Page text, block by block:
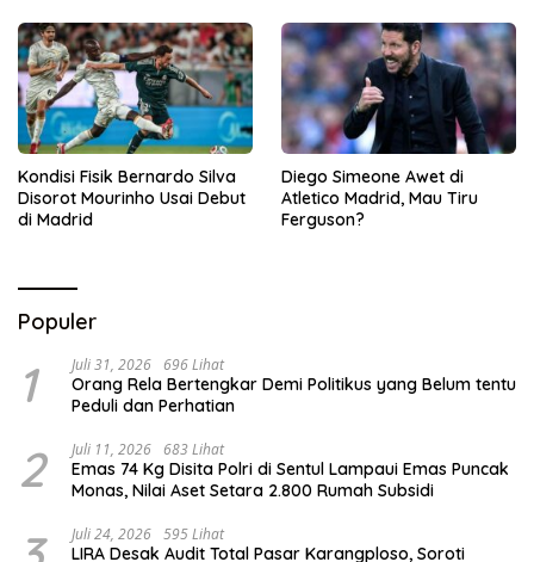
Kondisi Fisik Bernardo Silva
Disorot Mourinho Usai Debut
di Madrid
Diego Simeone Awet di
Atletico Madrid, Mau Tiru
Ferguson?
Populer
1 Juli 31, 2026 696 Lihat
Orang Rela Bertengkar Demi Politikus yang Belum tentu
Peduli dan Perhatian
2 Juli 11, 2026 683 Lihat
Emas 74 Kg Disita Polri di Sentul Lampaui Emas Puncak
Monas, Nilai Aset Setara 2.800 Rumah Subsidi
Juli 24, 2026 595 Lihat
LIRA Desak Audit Total Pasar Karangploso, Soroti